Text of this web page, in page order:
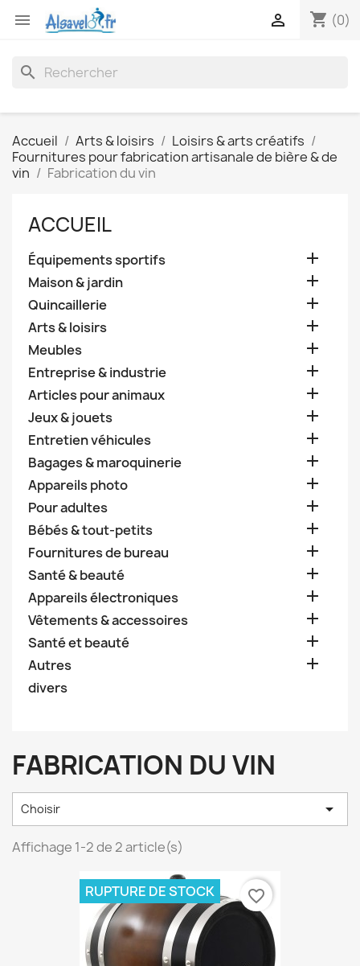
 shopping_cart (0)

search
Accueil Arts & loisirs
Loisirs & arts créatifs
Fournitures pour fabrication artisanale de bière & de
vin
Fabrication du vin
ACCUEIL
Équipements sportifs 
Maison & jardin 
Quincaillerie 
Arts & loisirs 
Meubles 
Entreprise & industrie 
Articles pour animaux 
Jeux & jouets 
Entretien véhicules 
Bagages & maroquinerie 
Appareils photo 
Pour adultes 
Bébés & tout-petits 
Fournitures de bureau 
Santé & beauté 
Appareils électroniques 
Vêtements & accessoires 
Santé et beauté 
Autres 
divers
FABRICATION DU VIN
Choisir 
Affichage 1-2 de 2 article(s)
RUPTURE DE STOCK favorite_border